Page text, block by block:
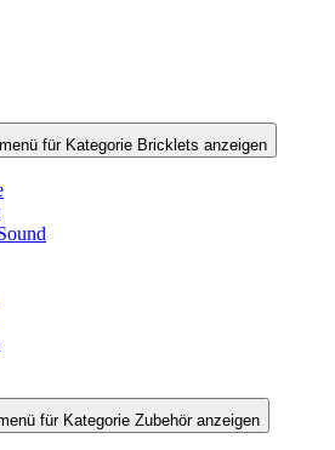
für Kategorie Bricklets anzeigen
für Kategorie Zubehör anzeigen